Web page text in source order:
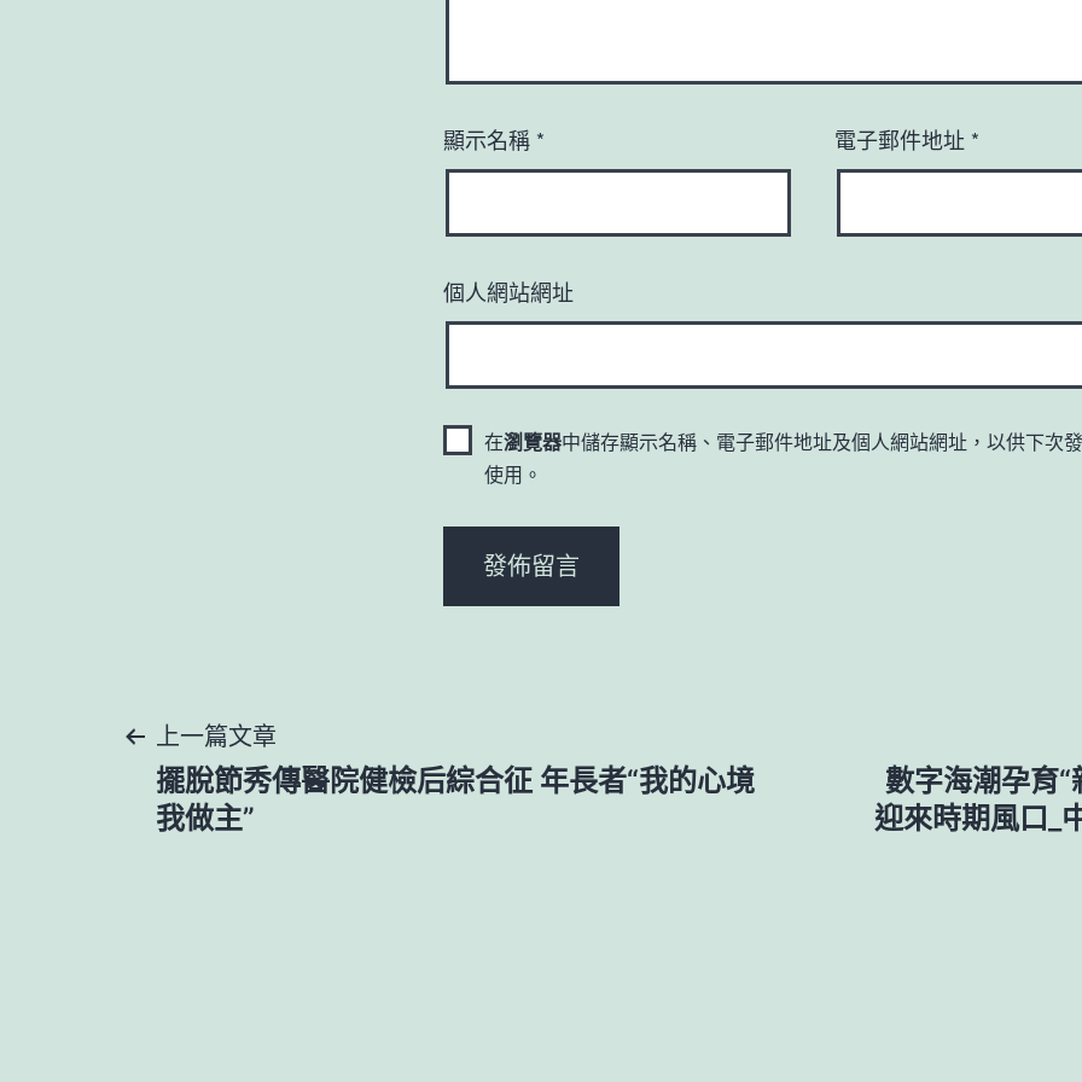
顯示名稱 * 電子郵件地址 *
個人網站網址
在瀏覽器中儲存顯示名稱、電子郵件地址及個人網站網址，以供下次
使用。
文
章
上一篇文章
擺脫節秀傳醫院健檢后綜合征 年長者“我的心境
我做主”
數字海潮孕育
迎來時期風口_